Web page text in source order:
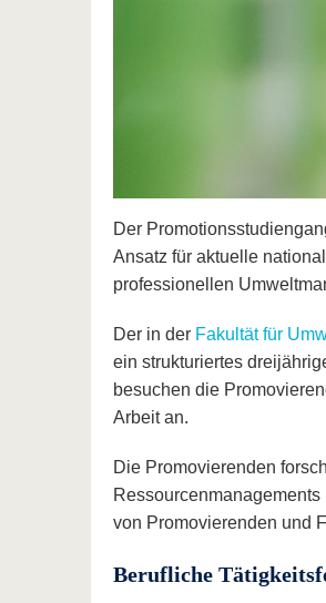
Der
Ansatz für aktuelle
professionellen
Der in der Fakultät für
ein strukturiertes
besuchen die
Arbeit an.
Die Promovierenden
von Promovierenden und
Berufliche